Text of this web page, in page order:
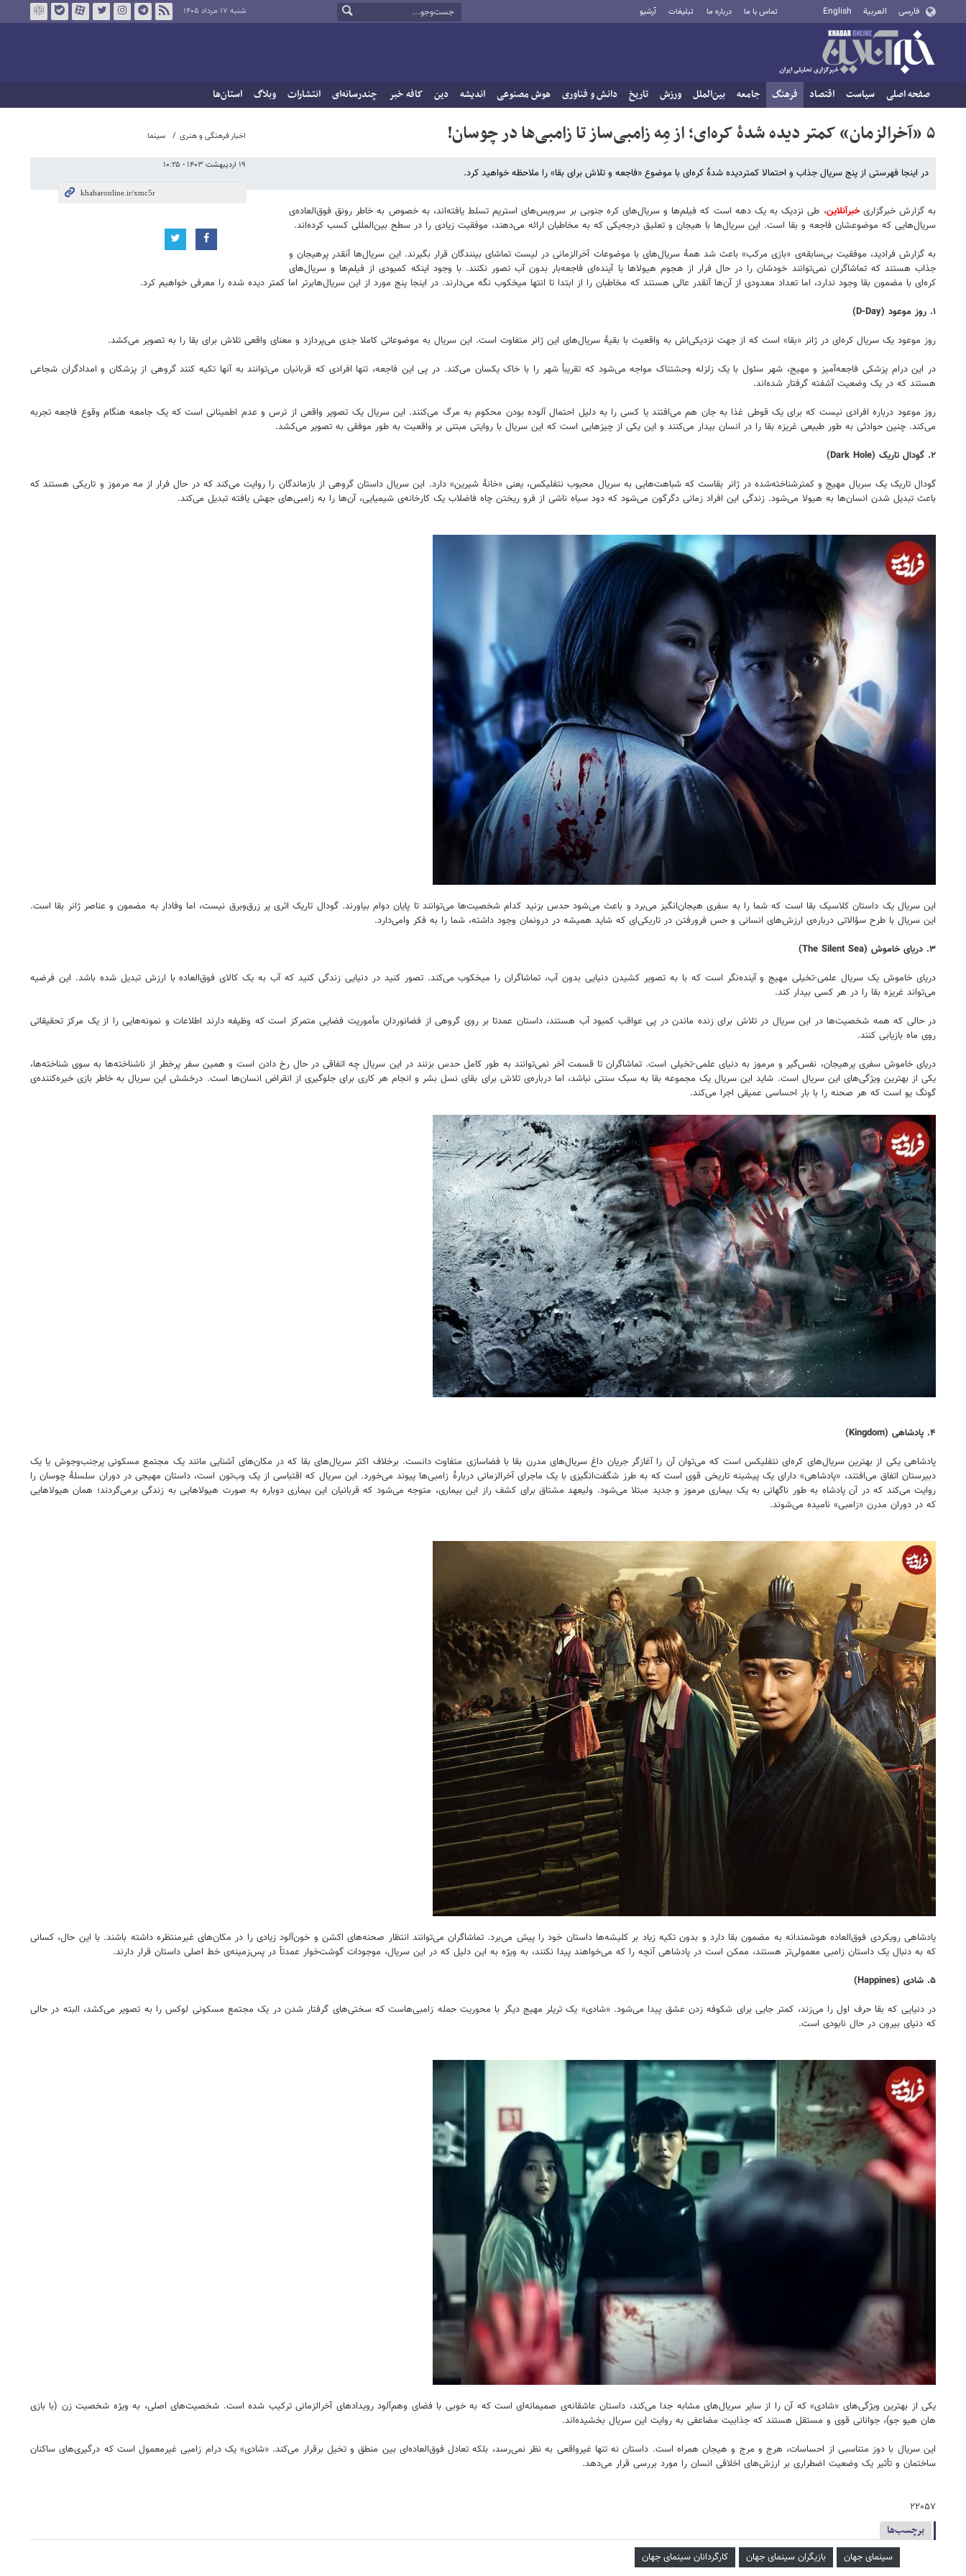
فارسی العربية English تماس با ما درباره ما تبلیغات آرشیو شنبه ۱۷ مرداد ۱۴۰۵
صفحه اصلی سیاست اقتصاد فرهنگ جامعه بین‌الملل ورزش تاریخ دانش و فناوری هوش مصنوعی اندیشه دین کافه خبر چندرسانه‌ای انتشارات وبلاگ استان‌ها
اخبار فرهنگی و هنری سینما
۱۹ اردیبهشت ۱۴۰۳ - ۱۰:۲۵
۵ «آخرالزمان» کمتر دیده‌ شدۀ کره‌ای؛ از مِه زامبی‌ساز تا زامبی‌ها در چوسان!
در اینجا فهرستی از پنج سریال جذاب و احتمالا کمتردیده ‌شدۀ کره‌ای با موضوع «فاجعه و تلاش برای بقا» را ملاحظه خواهید کرد.
به گزارش خبرگزاریخبرآنلاین، طی نزدیک به یک دهه است که فیلم‌ها و سریال‌های کره جنوبی بر سرویس‌های استریم تسلط یافته‌اند، به خصوص به خاطر رونق فوق‌العاده‌ی
سریال‌هایی که موضوعشان فاجعه و بقا است. این سریال‌ها با هیجان و تعلیق درجه‌یکی که به مخاطبان ارائه می‌دهند، موفقیت زیادی را در سطح بین‌المللی کسب کرده‌اند.
به گزارش فرادید، موفقیت بی‌سابقه‌ی «بازی مرکب» باعث شد همۀ سریال‌های با موضوعات آخرالزمانی در لیست تماشای بینندگان قرار بگیرند. این سریال‌ها آنقدر پرهیجان و
جذاب هستند که تماشاگران نمی‌توانند خودشان را در حال فرار از هجوم هیولاها یا آینده‌ای فاجعه‌بار بدون آب تصور نکنند. با وجود اینکه کمبودی از فیلم‌ها و سریال‌های
کره‌ای با مضمون بقا وجود ندارد، اما تعداد معدودی از آن‌ها آنقدر عالی هستند که مخاطبان را از ابتدا تا انتها میخکوب نگه می‌دارند. در اینجا پنج مورد از این سریال‌هابرتر اما کمتر دیده شده را معرفی خواهیم کرد.
۱. روز موعود (D-Day)
روز موعود یک سریال کره‌ای در ژانر «بقا» است که از جهت نزدیکی‌اش به واقعیت با بقیۀ سریال‌های این ژانر متفاوت است. این سریال به موضوعاتی کاملا جدی می‌پردازد و معنای واقعی تلاش برای بقا را به تصویر می‌کشد.
در این درام پزشکی فاجعه‌آمیز و مهیج، شهر سئول با یک زلزله وحشتناک مواجه می‌شود که تقریباً شهر را با خاک یکسان می‌کند. در پی این فاجعه، تنها افرادی که قربانیان می‌توانند به آنها تکیه کنند گروهی از پزشکان و امدادگران شجاعی
هستند که در یک وضعیت آشفته گرفتار شده‌اند.
روز موعود درباره افرادی نیست که برای یک قوطی غذا به جان هم می‌افتند یا کسی را به دلیل احتمال آلوده بودن محکوم به مرگ می‌کنند. این سریال یک تصویر واقعی از ترس و عدم اطمینانی است که یک جامعه هنگام وقوع فاجعه تجربه
می‌کند. چنین حوادثی به طور طبیعی غریزه بقا را در انسان بیدار می‌کنند و این یکی از چیزهایی است که این سریال با روایتی مبتنی بر واقعیت به طور موفقی به تصویر می‌کشد.
۲. گودال تاریک (Dark Hole)
گودال تاریک یک سریال مهیج و کمترشناخته‌شده در ژانر بقاست که شباهت‌هایی به سریال محبوب نتفلیکس، یعنی «خانۀ شیرین» دارد. این سریال داستان گروهی از بازماندگان را روایت می‌کند که در حال فرار از مه مرموز و تاریکی هستند که
باعث تبدیل شدن انسان‌ها به هیولا می‌شود. زندگی این افراد زمانی دگرگون می‌شود که دود سیاه ناشی از فرو ریختن چاه فاضلاب یک کارخانه‌ی شیمیایی، آن‌ها را به زامبی‌های جهش یافته تبدیل می‌کند.
این سریال یک داستان کلاسیک بقا است که شما را به سفری هیجان‌انگیز می‌برد و باعث می‌شود حدس بزنید کدام شخصیت‌ها می‌توانند تا پایان دوام بیاورند. گودال تاریک اثری پر زرق‌وبرق نیست، اما وفادار به مضمون و عناصر ژانر بقا است.
این سریال با طرح سؤالاتی درباره‌ی ارزش‌های انسانی و حس فرورفتن در تاریکی‌ای که شاید همیشه در درونمان وجود داشته، شما را به فکر وامی‌دارد.
۳. دریای خاموش (The Silent Sea)
دریای خاموش یک سریال علمی-تخیلی مهیج و آینده‌نگر است که با به تصویر کشیدن دنیایی بدون آب، تماشاگران را میخکوب می‌کند. تصور کنید در دنیایی زندگی کنید که آب به یک کالای فوق‌العاده با ارزش تبدیل شده باشد. این فرضیه
می‌تواند غریزه بقا را در هر کسی بیدار کند.
در حالی که همه شخصیت‌ها در این سریال در تلاش برای زنده ماندن در پی عواقب کمبود آب هستند، داستان عمدتا بر روی گروهی از فضانوردان مأموریت فضایی متمرکز است که وظیفه دارند اطلاعات و نمونه‌هایی را از یک مرکز تحقیقاتی
روی ماه بازیابی کنند.
دریای خاموش سفری پرهیجان، نفس‌گیر و مرموز به دنیای علمی-تخیلی است. تماشاگران تا قسمت آخر نمی‌توانند به طور کامل حدس بزنند در این سریال چه اتفاقی در حال رخ دادن است و همین سفر پرخطر از ناشناخته‌ها به سوی شناخته‌ها،
یکی از بهترین ویژگی‌های این سریال است. شاید این سریال یک مجموعه بقا به سبک سنتی نباشد، اما درباره‌ی تلاش برای بقای نسل بشر و انجام هر کاری برای جلوگیری از انقراض انسان‌ها است. درخشش این سریال به خاطر بازی خیره‌کننده‌ی
گونگ یو است که هر صحنه را با بار احساسی عمیقی اجرا می‌کند.
۴. پادشاهی (Kingdom)
پادشاهی یکی از بهترین سریال‌های کره‌ای نتفلیکس است که می‌توان آن را آغازگر جریان داغ سریال‌های مدرن بقا با فضاسازی متفاوت دانست. برخلاف اکثر سریال‌های بقا که در مکان‌های آشنایی مانند یک مجتمع مسکونی پرجنب‌وجوش یا یک
دبیرستان اتفاق می‌افتند، «پادشاهی» دارای یک پیشینه تاریخی قوی است که به طرز شگفت‌انگیزی با یک ماجرای آخرالزمانی دربارۀ زامبی‌ها پیوند می‌خورد. این سریال که اقتباسی از یک وب‌تون است، داستان مهیجی در دوران سلسلۀ چوسان را
روایت می‌کند که در آن پادشاه به طور ناگهانی به یک بیماری مرموز و جدید مبتلا می‌شود. ولیعهد مشتاق برای کشف راز این بیماری، متوجه می‌شود که قربانیان این بیماری دوباره به صورت هیولاهایی به زندگی برمی‌گردند؛ همان هیولاهایی
که در دوران مدرن «زامبی» نامیده می‌شوند.
پادشاهی رویکردی فوق‌العاده هوشمندانه به مضمون بقا دارد و بدون تکیه زیاد بر کلیشه‌ها داستان خود را پیش می‌برد. تماشاگران می‌توانند انتظار صحنه‌های اکشن و خون‌آلود زیادی را در مکان‌های غیرمنتظره داشته باشند. با این حال، کسانی
که به دنبال یک داستان زامبی معمولی‌تر هستند، ممکن است در پادشاهی آنچه را که می‌خواهند پیدا نکنند، به ویژه به این دلیل که در این سریال، موجودات گوشت‌خوار عمدتاً در پس‌زمینه‌ی خط اصلی داستان قرار دارند.
۵. شادی (Happines)
در دنیایی که بقا حرف اول را می‌زند، کمتر جایی برای شکوفه زدن عشق پیدا می‌شود. «شادی» یک تریلر مهیج دیگر با محوریت حمله زامبی‌هاست که سختی‌های گرفتار شدن در یک مجتمع مسکونی لوکس را به تصویر می‌کشد، البته در حالی
که دنیای بیرون در حال نابودی است.
یکی از بهترین ویژگی‌های «شادی» که آن را از سایر سریال‌های مشابه جدا می‌کند، داستان عاشقانه‌ی صمیمانه‌ای است که به خوبی با فضای وهم‌آلود رویدادهای آخرالزمانی ترکیب شده است. شخصیت‌های اصلی، به ویژه شخصیت زن (با بازی
هان هیو جو)، جوانانی قوی و مستقل هستند که جذابیت مضاعفی به روایت این سریال بخشیده‌اند.
این سریال با دوز متناسبی از احساسات، هرج و مرج و هیجان همراه است. داستان نه ‌تنها غیرواقعی به نظر نمی‌رسد، بلکه تعادل فوق‌العاده‌ای بین منطق و تخیل برقرار می‌کند. «شادی» یک درام زامبی غیرمعمول است که درگیری‌های ساکنان
ساختمان و تأثیر یک وضعیت اضطراری بر ارزش‌های اخلاقی انسان را مورد بررسی قرار می‌دهد.
۲۲۰۵۷
برچسب‌ها
سینمای جهان بازیگران سینمای جهان کارگردانان سینمای جهان